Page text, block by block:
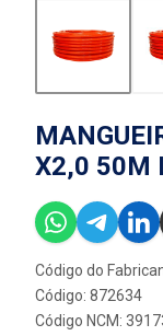
X2,0 50M
Código do
Código: 872634
Código NCM: